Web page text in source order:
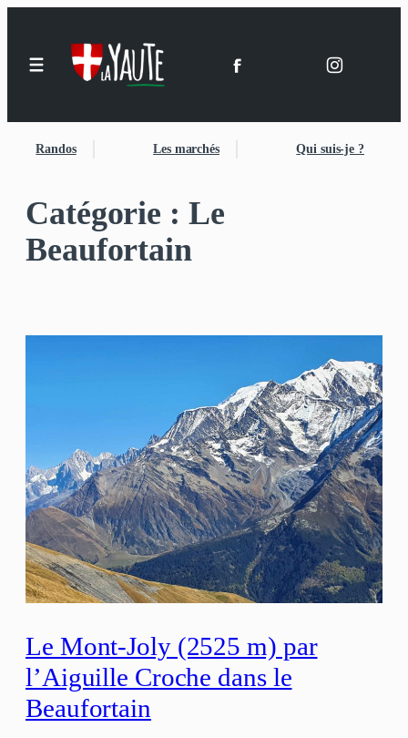
contenu
Randos Les marchés Qui suis-je ?
Catégorie : Le
Beaufortain
Le Mont-Joly (2525 m) par
l’Aiguille Croche dans le
Beaufortain